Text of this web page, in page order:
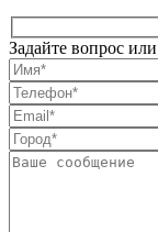
Задайте вопрос или